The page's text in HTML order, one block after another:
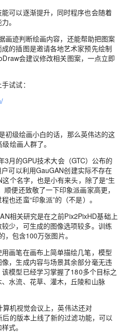
可以逐渐提升，同时程序也会随着
力。
画迹判断绘画内容，还能帮助把图案
成的插图是邀请各地艺术家预先绘制
会建议修改相关图案，一点立即
试试：
初级绘画小白的话，那么英伟达的这
级绘画人群了。
3月的GPU技术大会（GTC）公布的
可以利用GauGAN创建实际不存在
个名字，也是小有来头，除了是“生
顺便还致敬了一下印象派画家高更，
也还蛮“印象派”的（不是）。
相关研究是在之前Pix2PixHD基础上
少，可生成的图像选项较多。 训练
包含100万张图片。
画笔在画布上简单描绘几笔，模型
，生成内容与场景其余部分毫无违
该模型已经学习掌握了180多个目标之
水流、花草、灌木，丘陵和山脉
机视觉会议上，英伟达还对
的版本上线了新的过滤功能，可以
式。